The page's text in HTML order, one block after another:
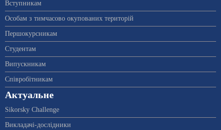
Вступникам
Особам з тимчасово окупованих територій
Першокурсникам
Студентам
Випускникам
Співробітникам
Актуальне
Sikorsky Challenge
Викладачі-дослідники